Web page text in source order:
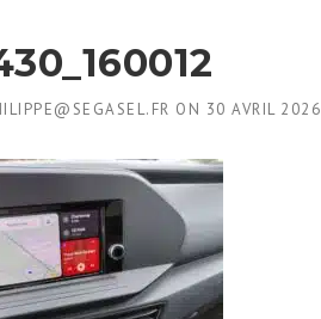
ON 30 AVRIL 2026